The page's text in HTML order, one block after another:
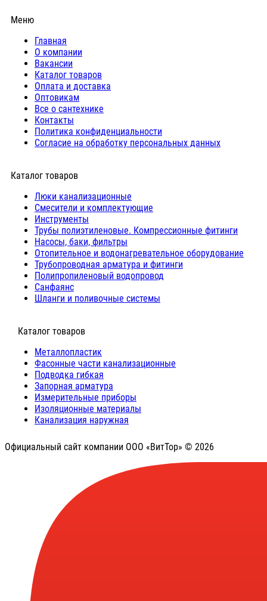
Меню
Главная
О компании
Вакансии
Каталог товаров
Оплата и доставка
Оптовикам
Все о сантехнике
Контакты
Политика конфиденциальности
Согласие на обработку персональных данных
Каталог товаров
Люки канализационные
Cмесители и комплектующие
Инструменты
Трубы полиэтиленовые. Компрессионные фитинги
Насосы, баки, фильтры
Отопительное и водонагревательное оборудование
Трубопроводная арматура и фитинги
Полипропиленовый водопровод
Санфаянс
Шланги и поливочные системы
⠀Каталог товаров
Металлопластик
Фасонные части канализационные
Подводка гибкая
Запорная арматура
Измерительные приборы
Изоляционные материалы
Канализация наружная
Официальный сайт компании ООО «ВитТор» © 2026